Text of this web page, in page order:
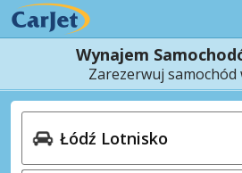
Wynajem
Zarezerwuj samochód